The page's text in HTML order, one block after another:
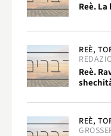
Reè.
REÈ,
Reè.
REÈ,